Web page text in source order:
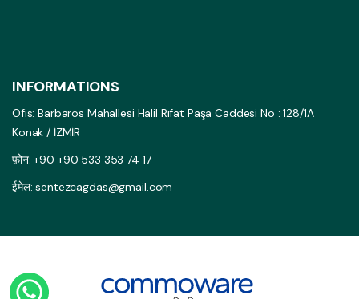
INFORMATIONS
Ofis: Barbaros Mahallesi Halil Rıfat Paşa Caddesi No : 128/1A
Konak / İZMİR
फ़ोन: +90 +90 533 353 74 17
ईमेल: sentezcagdas@gmail.com